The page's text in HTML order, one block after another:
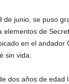
de junio, se puso
elementos de
en el andador
sin vida.
dos años de edad